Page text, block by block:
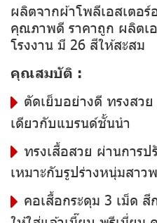
ผลิตจากผ้าโพลีเอสเตอ
คุณภาพดี ราคาถูก ผลิตเ
โรงงาน มี 26 สีให้สะสม
คุณสมบัติ :
ตัดเย็บอย่างดี ทรงสว
เดียวกับแบรนด์ชั้นนำ
ทรงเสื้อสวย ผ่านการ
เหมาะกับรูปร่างหนุ่มสาว
คอเสื้อกระดุม 3 เม็ด